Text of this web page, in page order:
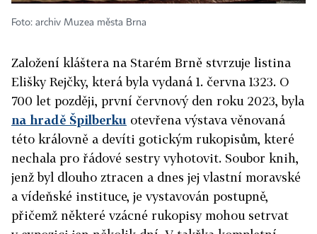
Foto: archiv Muzea města Brna
Založení kláštera na Starém Brně stvrzuje listina
Elišky Rejčky, která byla vydaná 1. června 1323. O
700 let později, první červnový den roku 2023, byla
na hradě Špilberku otevřena výstava věnovaná
této královně a devíti gotickým rukopisům, které
nechala pro řádové sestry vyhotovit. Soubor knih,
jenž byl dlouho ztracen a dnes jej vlastní moravské
a vídeňské instituce, je vystavován postupně,
přičemž některé vzácné rukopisy mohou setrvat